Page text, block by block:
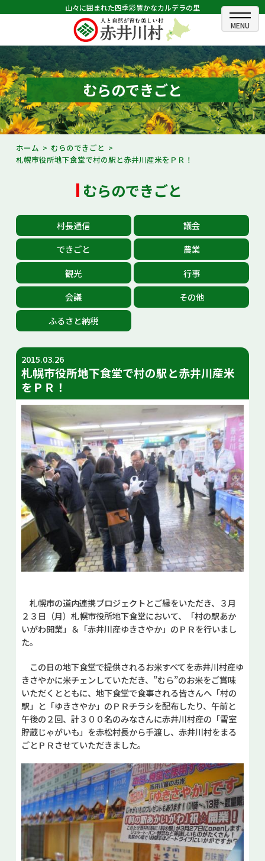
山々に囲まれた四季彩豊かなカルデラの里
ホーム
むらのできごと
むらのプロフィール
くらしの情報
村長室
観光・イベント情報
あかいがわ広報
お問い合せ
Select Language▼
むらのできごと
ホーム
むらのできごと
札幌市役所地下食堂で村の駅と赤井川産米をＰＲ！
むらのできごと
村長通信
議会
できごと
農業
観光
行事
会議
その他
ふるさと納税
2015.03.26
札幌市役所地下食堂で村の駅と赤井川産米
をＰＲ！
札幌市の道内連携プロジェクトとご縁をいただき、３月
２３日（月）札幌市役所地下食堂において、「村の駅あか
いがわ開業」＆「赤井川産ゆきさやか」のＰＲを行いまし
た。
この日の地下食堂で提供されるお米すべてを赤井川村産ゆ
きさやかに米チェンしていただき、”むら”のお米をご賞味
いただくとともに、地下食堂で食事される皆さんへ「村の
駅」と「ゆきさやか」のＰＲチラシを配布したり、午前と
午後の２回、計３００名のみなさんに赤井川村産の「雪室
貯蔵じゃがいも」を赤松村長から手渡し、赤井川村をまる
ごとＰＲさせていただきました。